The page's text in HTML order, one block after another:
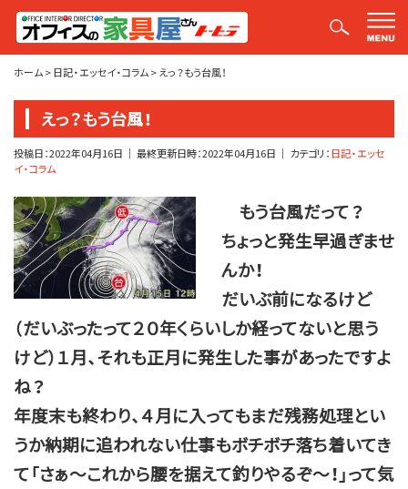
平山社長のブログ【釣りばかり日誌】
ホーム>日記・エッセイ・コラム>えっ？もう台風！
えっ？もう台風！
投稿日：2022年04月16日 ｜ 最終更新日時：2022年04月16日 ｜ カテゴリ：日記・エッセ
イ・コラム
もう台風だって？
ちょっと発生早過ぎませ
んか！
だいぶ前になるけど
（だいぶったって２０年くらいしか経ってないと思う
けど）１月、それも正月に発生した事があったですよ
ね？
年度末も終わり、４月に入ってもまだ残務処理とい
うか納期に追われない仕事もボチボチ落ち着いてき
て「さぁ～これから腰を据えて釣りやるぞ～！」って気